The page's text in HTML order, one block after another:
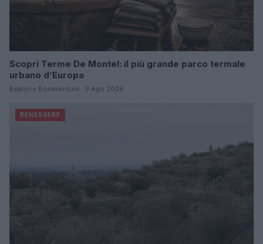
Scopri Terme De Montel: il più grande parco termale
urbano d’Europa
Beatrice Bonaventura · 9 Ago 2026
BENESSERE